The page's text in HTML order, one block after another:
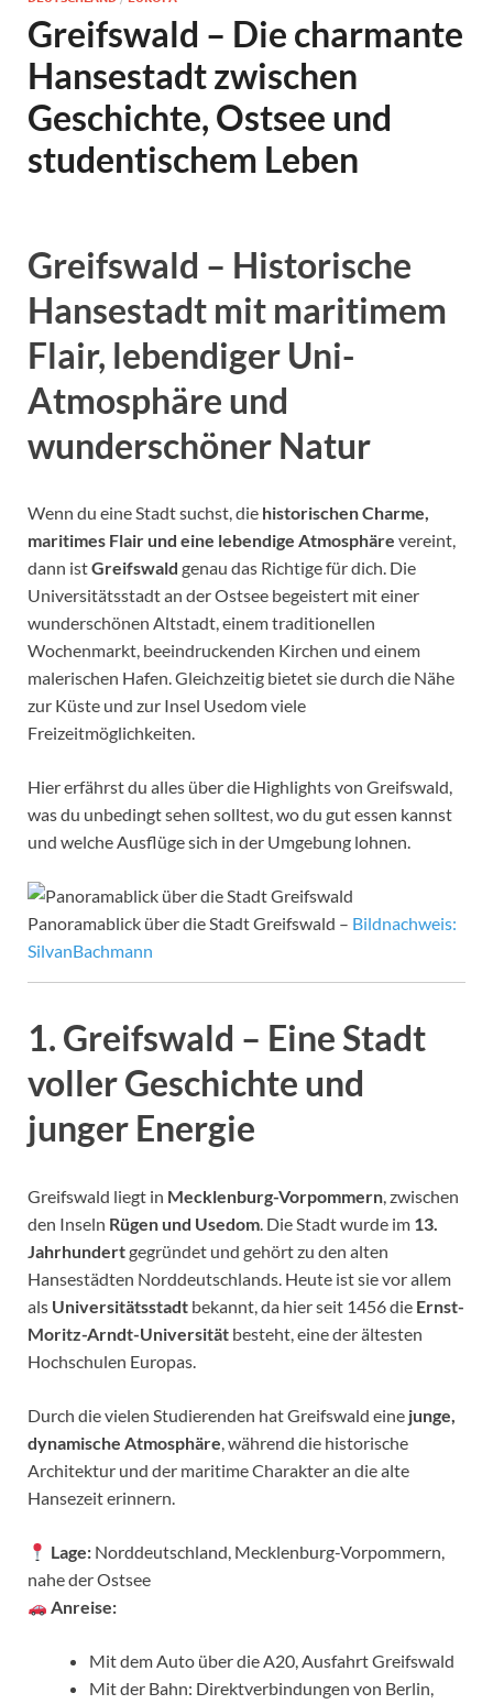
Greifswald – Die charmante
Hansestadt zwischen
Geschichte, Ostsee und
studentischem Leben
Greifswald – Historische
Hansestadt mit maritimem
Flair, lebendiger Uni-
Atmosphäre und
wunderschöner Natur
Wenn du eine Stadt suchst, die historischen Charme,
maritimes Flair und eine lebendige Atmosphäre vereint,
dann istGreifswald genau das Richtige für dich. Die
Universitätsstadt an der Ostsee begeistert mit einer
wunderschönen Altstadt, einem traditionellen
Wochenmarkt, beeindruckenden Kirchen und einem
malerischen Hafen. Gleichzeitig bietet sie durch die Nähe
zur Küste und zur Insel Usedom viele
Freizeitmöglichkeiten.
Hier erfährst du alles über die Highlights von Greifswald,
was du unbedingt sehen solltest, wo du gut essen kannst
und welche Ausflüge sich in der Umgebung lohnen.
Panoramablick über die Stadt Greifswald – Bildnachweis:
SilvanBachmann
1. Greifswald – Eine Stadt
voller Geschichte und
junger Energie
Greifswald liegt in Mecklenburg-Vorpommern, zwischen
den Inseln Rügen und Usedom. Die Stadt wurde im 13.
Jahrhundertgegründet und gehört zu den alten
Hansestädten Norddeutschlands. Heute ist sie vor allem
als Universitätsstadt bekannt, da hier seit 1456 die Ernst-
Moritz-Arndt-Universität besteht, eine der ältesten
Hochschulen Europas.
Durch die vielen Studierenden hat Greifswald eine junge,
dynamische Atmosphäre, während die historische
Architektur und der maritime Charakter an die alte
Hansezeit erinnern.
Lage: Norddeutschland, Mecklenburg-Vorpommern,
nahe der Ostsee
Anreise:
Mit dem Auto über die A20, Ausfahrt Greifswald
Mit der Bahn: Direktverbindungen von Berlin,